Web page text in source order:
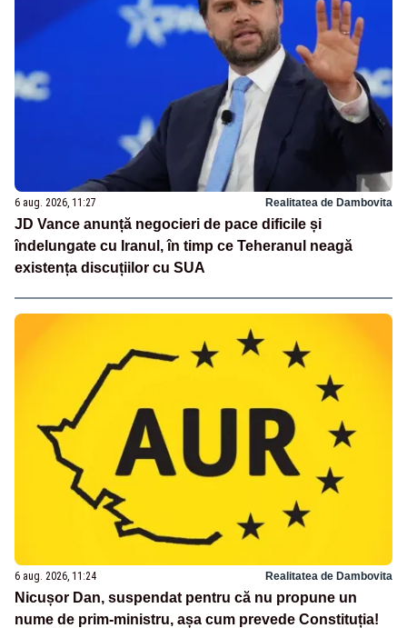
6 aug. 2026, 11:27 Realitatea de Dambovita
JD Vance anunță negocieri de pace dificile și
îndelungate cu Iranul, în timp ce Teheranul neagă
existența discuțiilor cu SUA
6 aug. 2026, 11:24 Realitatea de Dambovita
Nicușor Dan, suspendat pentru că nu propune un
nume de prim-ministru, așa cum prevede Constituția!